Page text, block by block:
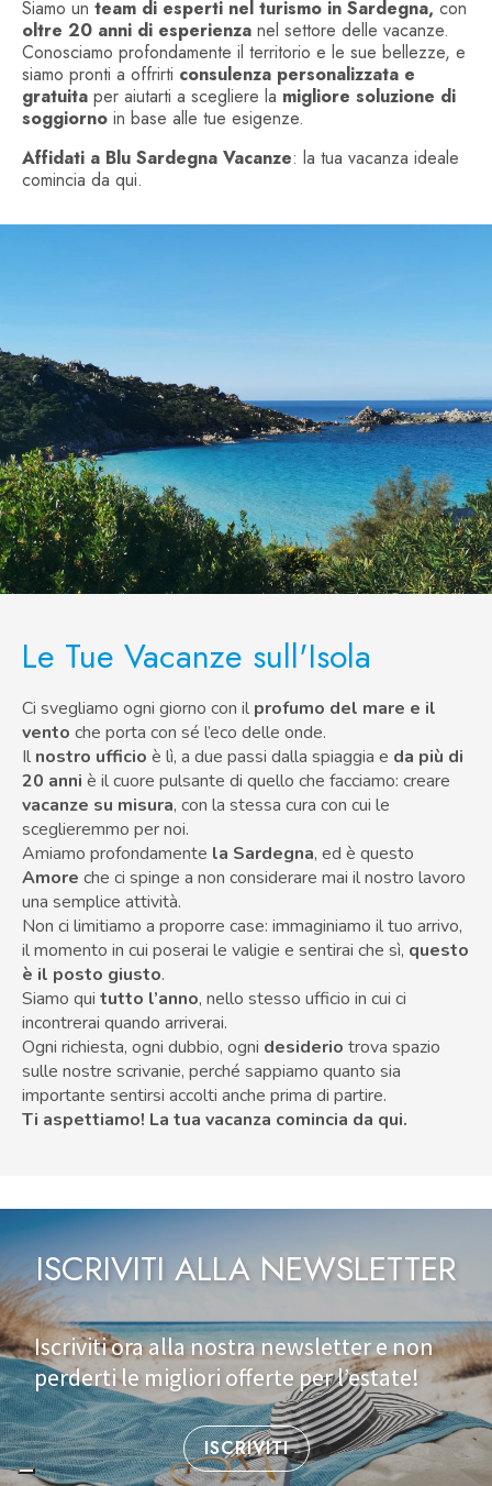
Siamo un team di esperti nel turismo in Sardegna, con
oltre 20 anni di esperienza nel settore delle vacanze.
Conosciamo profondamente il territorio e le sue bellezze, e
siamo pronti a offrirti consulenza personalizzata e
gratuita per aiutarti a scegliere la migliore soluzione di
soggiorno in base alle tue esigenze.
Affidati a Blu Sardegna Vacanze: la tua vacanza ideale
comincia da qui.
Le Tue Vacanze sull'Isola
Ci svegliamo ogni giorno con il profumo del mare e il
vento che porta con sé l’eco delle onde.
Il nostro ufficio è lì, a due passi dalla spiaggia e da più di
20 anni è il cuore pulsante di quello che facciamo: creare
vacanze su misura, con la stessa cura con cui le
sceglieremmo per noi.
Amiamo profondamente la Sardegna, ed è questo
Amore che ci spinge a non considerare mai il nostro lavoro
una semplice attività.
Non ci limitiamo a proporre case: immaginiamo il tuo arrivo,
il momento in cui poserai le valigie e sentirai che sì, questo
è il posto giusto.
Siamo qui tutto l’anno, nello stesso ufficio in cui ci
incontrerai quando arriverai.
Ogni richiesta, ogni dubbio, ogni desiderio trova spazio
sulle nostre scrivanie, perché sappiamo quanto sia
importante sentirsi accolti anche prima di partire.
Ti aspettiamo! La tua vacanza comincia da qui.
ISCRIVITI ALLA NEWSLETTER
Iscriviti ora alla nostra newsletter e non
perderti le migliori offerte per l’estate!
ISCRIVITI